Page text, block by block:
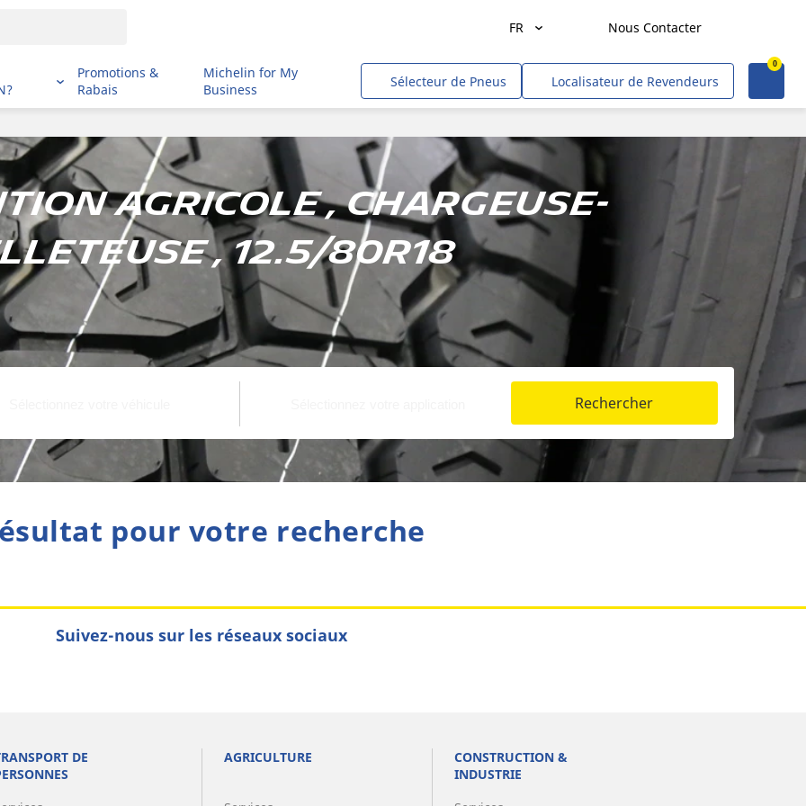
FR Nous Contacter
Transport de marchandises
Transport de personnes
Mines et carrières
Construction & industrie
Entrepreneurs & commerçants
Hors route/gouvernement
Voitures, VUS
0
Promotions &
Rabais
Michelin for My
Business
Sélecteur de Pneus Localisateur de Revendeurs
agricole , Chargeuse-
, 12.5/80R18
Rechercher
pour votre recherche
Suivez-nous sur les réseaux sociaux
DE
AGRICULTURE
CONSTRUCTION &
INDUSTRIE